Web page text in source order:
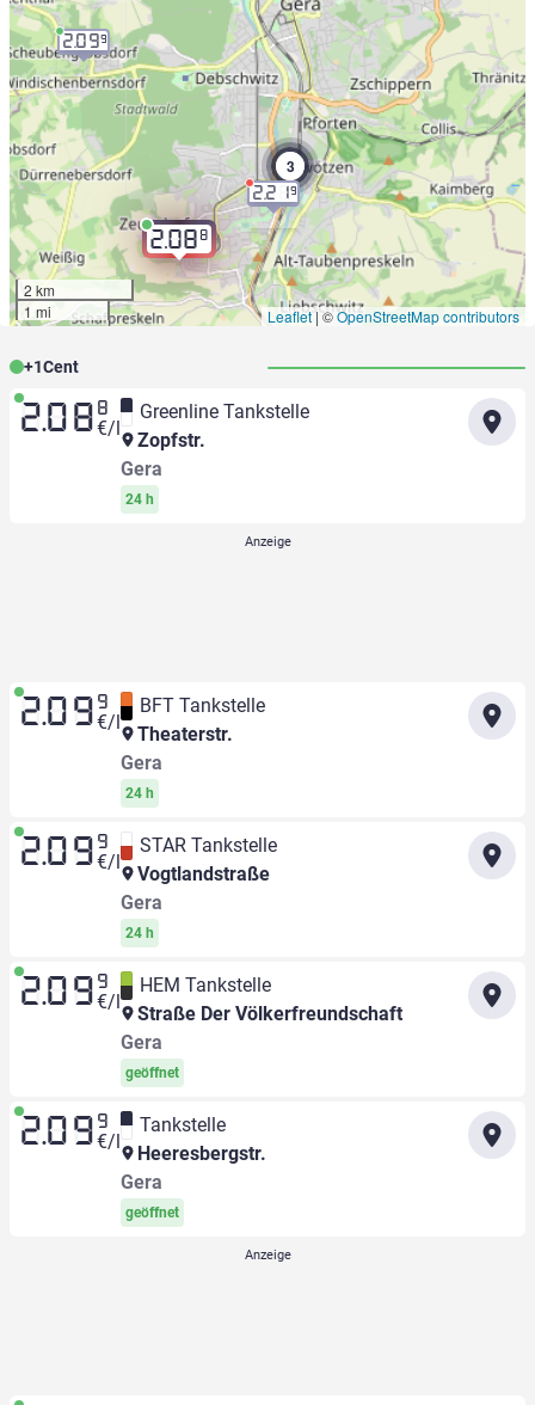
2.088
2.099
2.219
3
2 km
1 mi
Leaflet |©OpenStreetMap contributors
+1Cent
2.08 8
€/l
Greenline Tankstelle
Zopfstr.
Gera
24 h
2.09 9
€/l
BFT Tankstelle
Theaterstr.
Gera
24 h
2.09 9
€/l
STAR Tankstelle
Vogtlandstraße
Gera
24 h
2.09 9
€/l
HEM Tankstelle
Straße Der Völkerfreundschaft
Gera
geöffnet
2.09 9
€/l
Tankstelle
Heeresbergstr.
Gera
geöffnet